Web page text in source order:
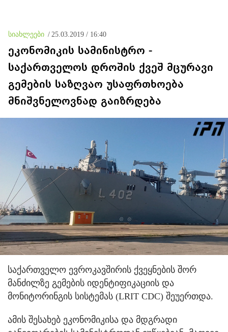
სიახლეები / 25.03.2019 / 16:40
ეკონომიკის სამინისტრო -
საქართველოს დროშის ქვეშ მცურავი
გემების საზღვაო უსაფრთხოება
მნიშვნელოვნად გაიზრდება
საქართველო ევროკავშირის ქვეყნების შორ
მანძილზე გემების იდენტიფიკაციის და
მონიტორინგის სისტემას (LRIT CDC) შეუერთდა.
ამის შესახებ ეკონომიკისა და მდგრადი